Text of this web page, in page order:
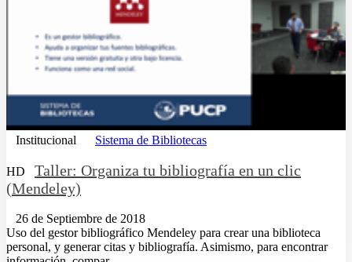
Institucional Sistema de Bibliotecas
HD
Taller: Organiza tu bibliografía en un clic
(Mendeley)
26 de Septiembre de 2018
Uso del gestor bibliográfico Mendeley para crear una biblioteca
personal, y generar citas y bibliografía. Asimismo, para encontrar